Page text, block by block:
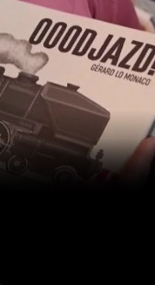
Przeczytaj mi tę historię